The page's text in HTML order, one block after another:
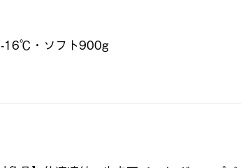
16℃・ソフト900g